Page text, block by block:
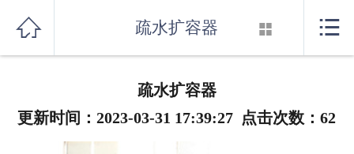
关于我们
 疏水扩容器  
疏水扩容器
更新时间：2023-03-31 17:39:27 点击次数：62